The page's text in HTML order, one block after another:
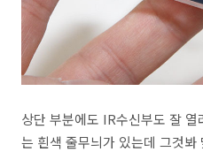
상단 부분에도 IR수신부도 잘
는 흰색 줄무늬가 있는데 그것